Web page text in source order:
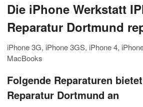
Die iPhone Werkstatt
Reparatur Dortmund
iPhone 3G, iPhone 3GS, iPhone 4,
MacBooks
Folgende Reparaturen
Reparatur Dortmund an